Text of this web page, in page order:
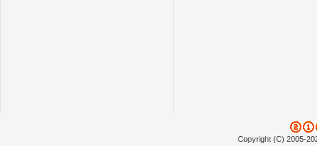
Copyright (C) 2005-